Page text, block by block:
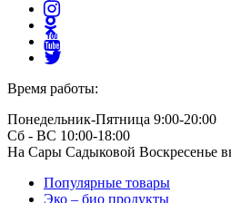
Время работы:
Понедельник-Пятница 9:00-20:00
Сб - ВС 10:00-18:00
На Сары Садыковой Воскресенье
Популярные товары
Эко – био продукты